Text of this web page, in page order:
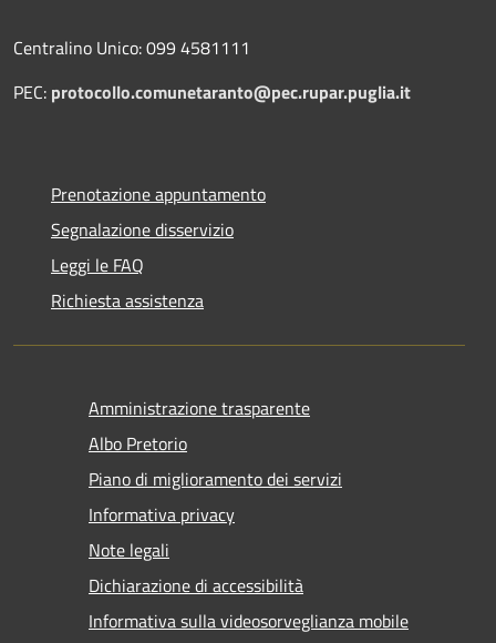
Centralino Unico: 099 4581111
PEC: protocollo.comunetaranto@pec.rupar.puglia.it
Prenotazione appuntamento
Segnalazione disservizio
Leggi le FAQ
Richiesta assistenza
Amministrazione trasparente
Albo Pretorio
Piano di miglioramento dei servizi
Informativa privacy
Note legali
Dichiarazione di accessibilità
Informativa sulla videosorveglianza mobile